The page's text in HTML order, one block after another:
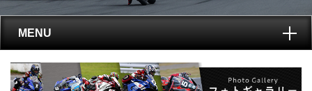
MENU
トップ